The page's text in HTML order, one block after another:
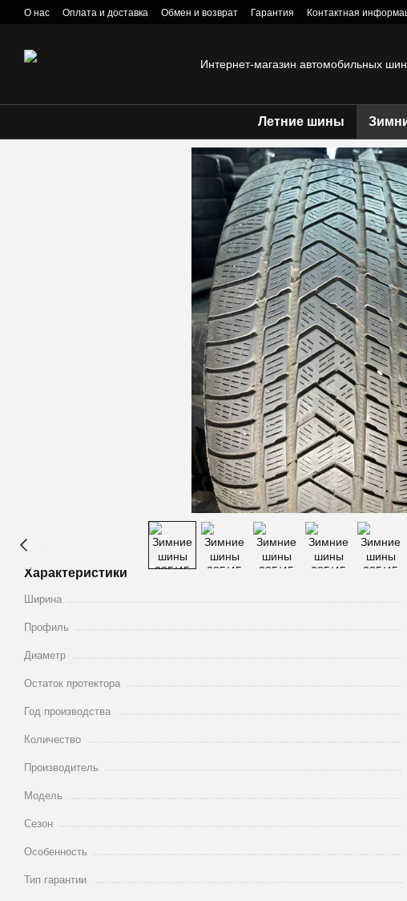
Перейти к основному контенту
О нас Оплата и доставка Обмен и возврат Гарантия Контактная
Интернет-магазин автомобильных
Летние шины
Характеристики
Ширина
Профиль
Диаметр
Остаток протектора
Год производства
Количество
Производитель
Модель
Сезон
Особенность
Тип гарантии